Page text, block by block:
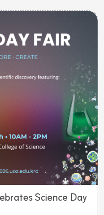
Science Day